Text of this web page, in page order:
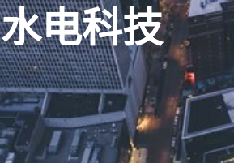
水电科技